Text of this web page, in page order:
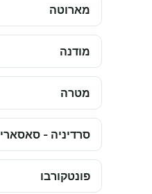
מארוטה
מודנה
מטרה
סרדיניה - סאסארי
פונטקורבו